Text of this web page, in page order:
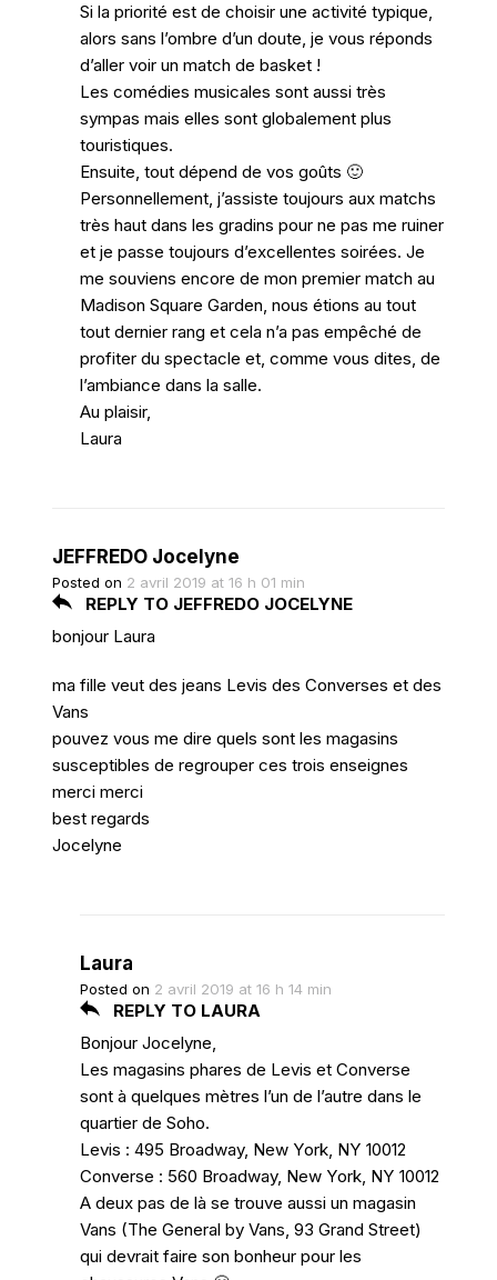
Si la priorité est de choisir une activité typique,
alors sans l’ombre d’un doute, je vous réponds
d’aller voir un match de basket !
Les comédies musicales sont aussi très
sympas mais elles sont globalement plus
touristiques.
Ensuite, tout dépend de vos goûts 🙂
Personnellement, j’assiste toujours aux matchs
très haut dans les gradins pour ne pas me ruiner
et je passe toujours d’excellentes soirées. Je
me souviens encore de mon premier match au
Madison Square Garden, nous étions au tout
tout dernier rang et cela n’a pas empêché de
profiter du spectacle et, comme vous dites, de
l’ambiance dans la salle.
Au plaisir,
Laura
JEFFREDO Jocelyne
Posted on 2 avril 2019 at 16 h 01 min
REPLY TO JEFFREDO JOCELYNE
bonjour Laura
ma fille veut des jeans Levis des Converses et des
Vans
pouvez vous me dire quels sont les magasins
susceptibles de regrouper ces trois enseignes
merci merci
best regards
Jocelyne
Laura
Posted on 2 avril 2019 at 16 h 14 min
REPLY TO LAURA
Bonjour Jocelyne,
Les magasins phares de Levis et Converse
sont à quelques mètres l’un de l’autre dans le
quartier de Soho.
Levis : 495 Broadway, New York, NY 10012
Converse : 560 Broadway, New York, NY 10012
A deux pas de là se trouve aussi un magasin
Vans (The General by Vans, 93 Grand Street)
qui devrait faire son bonheur pour les